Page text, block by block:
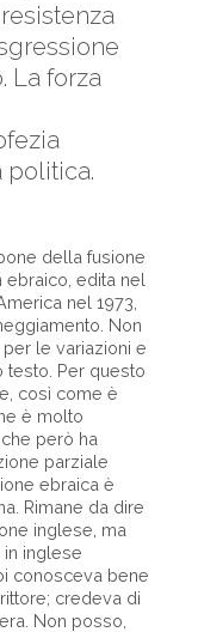
La forza
della fusione
ebraico, edita nel
nel 1973,
Non
le variazioni e
testo. Per questo
così come è
è molto
però ha
parziale
ebraica è
Rimane da dire
inglese, ma
in inglese
conosceva bene
credeva di
Non posso,